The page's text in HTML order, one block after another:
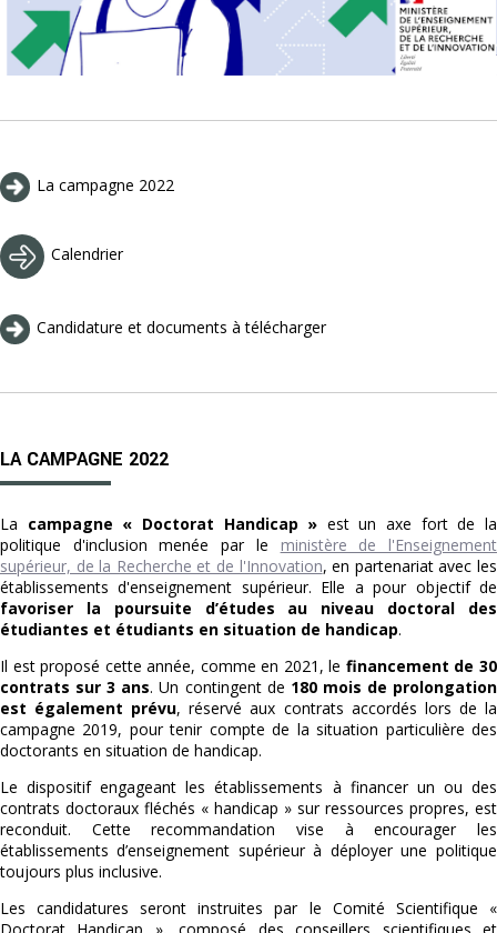
La campagne 2022
Calendrier
Candidature et documents à télécharger
LA CAMPAGNE 2022
La campagne « Doctorat Handicap » est un axe fort de la
politique d'inclusion menée par le ministère de l'Enseignement
supérieur, de la Recherche et de l'Innovation, en partenariat avec les
établissements d'enseignement supérieur. Elle a pour objectif de
favoriser la poursuite d’études au niveau doctoral des
étudiantes et étudiants en situation de handicap.
Il est proposé cette année, comme en 2021, le financement de 30
contrats sur 3 ans. Un contingent de 180 mois de prolongation
est également prévu, réservé aux contrats accordés lors de la
campagne 2019, pour tenir compte de la situation particulière des
doctorants en situation de handicap.
Le dispositif engageant les établissements à financer un ou des
contrats doctoraux fléchés « handicap » sur ressources propres, est
reconduit. Cette recommandation vise à encourager les
établissements d’enseignement supérieur à déployer une politique
toujours plus inclusive.
Les candidatures seront instruites par le Comité Scientifique «